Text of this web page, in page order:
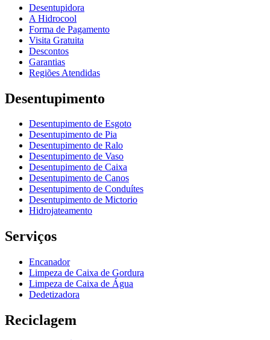
Desentupidora
A Hidrocool
Forma de Pagamento
Visita Gratuita
Descontos
Garantias
Regiões Atendidas
Desentupimento
Desentupimento de Esgoto
Desentupimento de Pia
Desentupimento de Ralo
Desentupimento de Vaso
Desentupimento de Caixa
Desentupimento de Canos
Desentupimento de Conduítes
Desentupimento de Mictorio
Hidrojateamento
Serviços
Encanador
Limpeza de Caixa de Gordura
Limpeza de Caixa de Água
Dedetizadora
Reciclagem